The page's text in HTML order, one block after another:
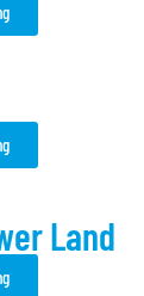
Land